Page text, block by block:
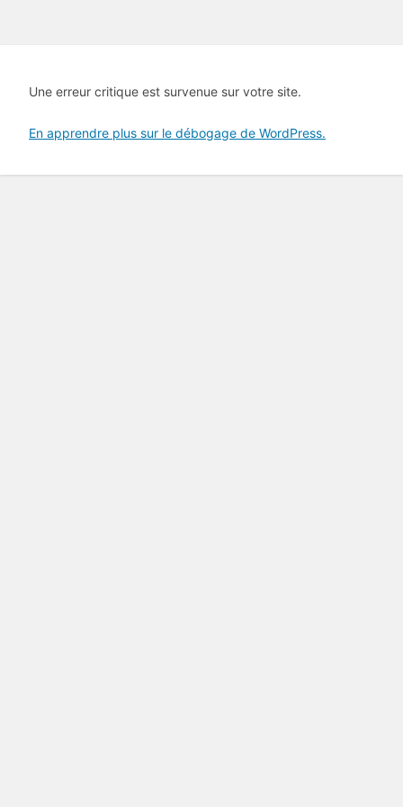
Une erreur critique est survenue sur votre site.
En apprendre plus sur le débogage de WordPress.